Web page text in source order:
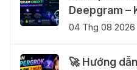
Deepgram –
04 Thg 08 2026
🚀 Hướng